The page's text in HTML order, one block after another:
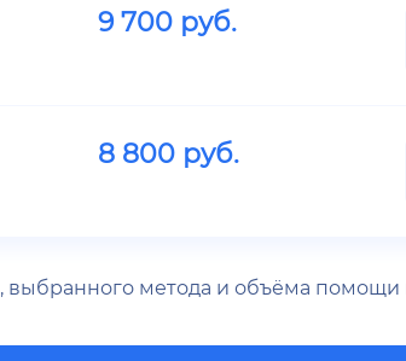
9 700руб.
8 800руб.
выбранного метода и объёма